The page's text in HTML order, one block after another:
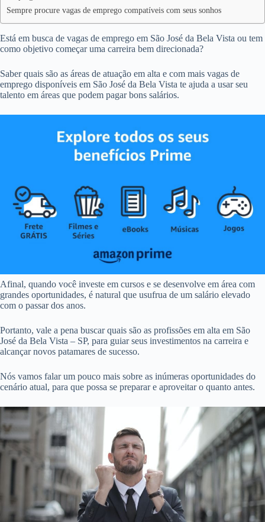
Sempre procure vagas de emprego compatíveis com seus sonhos
Está em busca de vagas de emprego em São José da Bela Vista ou tem
como objetivo começar uma carreira bem direcionada?
Saber quais são as áreas de atuação em alta e com mais vagas de
emprego disponíveis em São José da Bela Vista te ajuda a usar seu
talento em áreas que podem pagar bons salários.
Afinal, quando você investe em cursos e se desenvolve em área com
grandes oportunidades, é natural que usufrua de um salário elevado
com o passar dos anos.
Portanto, vale a pena buscar quais são as profissões em alta em São
José da Bela Vista – SP, para guiar seus investimentos na carreira e
alcançar novos patamares de sucesso.
Nós vamos falar um pouco mais sobre as inúmeras oportunidades do
cenário atual, para que possa se preparar e aproveitar o quanto antes.